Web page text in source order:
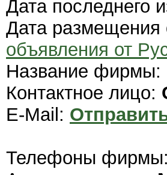
Дата последнего
Дата
объявления от
Название фирмы:
Контактное лицо:
E-Mail:
Телефоны фирмы: